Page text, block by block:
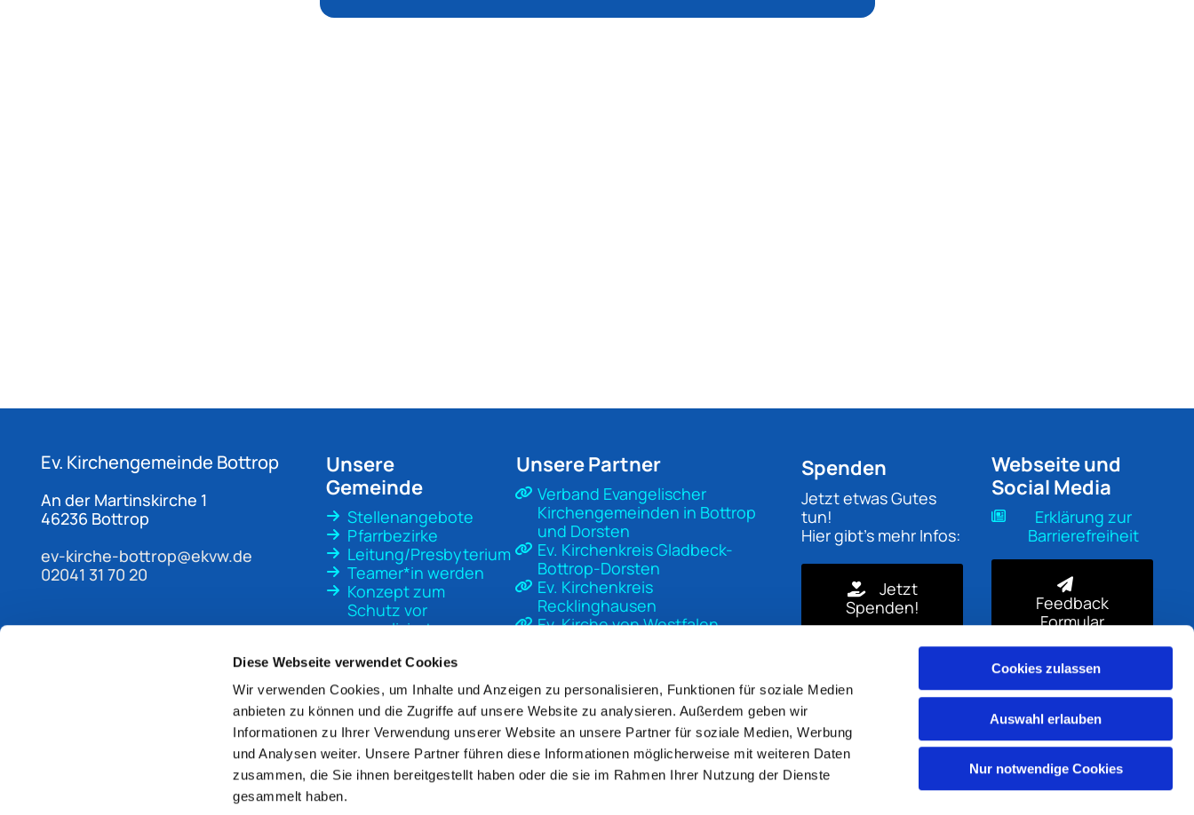
Diese Webseite verwendet Cookies
Wir verwenden Cookies, um Inhalte und Anzeigen zu personalisieren, Funktionen für soziale Medien
anbieten zu können und die Zugriffe auf unsere Website zu analysieren. Außerdem geben wir
Informationen zu Ihrer Verwendung unserer Website an unsere Partner für soziale Medien, Werbung
und Analysen weiter. Unsere Partner führen diese Informationen möglicherweise mit weiteren Daten
zusammen, die Sie ihnen bereitgestellt haben oder die sie im Rahmen Ihrer Nutzung der Dienste
gesammelt haben.
Cookies zulassen
Auswahl erlauben
Nur notwendige Cookies
Ev. Kirchengemeinde Bottrop
An der Martinskirche 1
46236 Bottrop
ev-kirche-bottrop@ekvw.de
02041 31 70 20
Unsere
Gemeinde
Stellenangebote
Pfarrbezirke
Leitung/Presbyterium
Teamer*in werden
Konzept zum
Schutz vor
sexualisierter
Unsere Partner
Verband Evangelischer
Kirchengemeinden in Bottrop
und Dorsten
Ev. Kirchenkreis Gladbeck-
Bottrop-Dorsten
Ev. Kirchenkreis
Recklinghausen
Ev. Kirche von Westfalen
Bottrop-Dorsten
Unsere Kirche
Mach Kirche
Spenden
Jetzt etwas Gutes
tun!
Hier gibt's mehr Infos:
Jetzt
Spenden!
Webseite und
Social Media
Erklärung zur
Barrierefreiheit
Feedback
Formular